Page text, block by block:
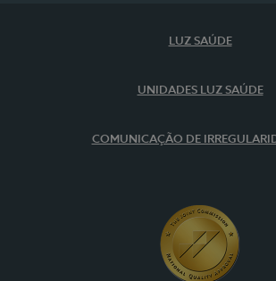
LUZ SAÚDE
UNIDADES LUZ SAÚDE
COMUNICAÇÃO DE